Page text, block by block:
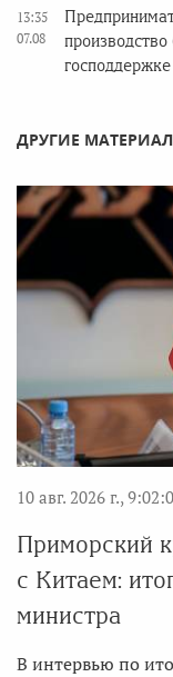
13:35
07.08
господдержке
ДРУГИЕ
10 авг. 2026 г.,
Приморский
с Китаем:
министра
В интервью по